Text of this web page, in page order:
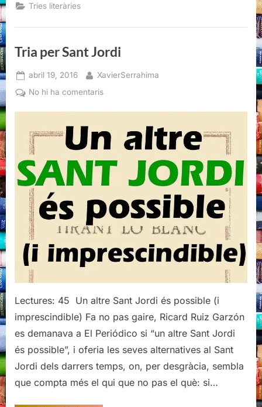
Tries literàries
Tria per Sant Jordi
Posted
on
abril 19, 2016 By
XavierSerrahima
No hi ha comentarisa
Sant
Jordi
Lectures: 45 Un altre Sant Jordi és possible (i
imprescindible) Fa no pas gaire, Ricard Ruiz Garzón
es demanava a El Periódico si “un altre Sant Jordi
és possible”, i oferia les seves alternatives al Sant
Jordi dels darrers temps, on, per desgràcia, sembla
que compta més el qui que no pas el què: si…